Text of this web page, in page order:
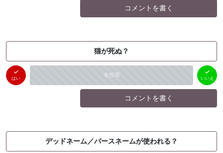
コメントを書く
猫が死ぬ？
はい 未投票
いいえ
（ 0件）
いいえ
コメントを書く
デッドネーム／バースネームが使われる？